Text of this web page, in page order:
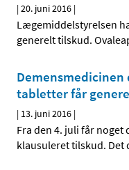
|20. juni 2016 |
Lægemiddelstyrelsen
generelt tilskud.
tabletter får
| 13. juni 2016 |
Fra den 4. juli får
klausuleret tilskud. Det